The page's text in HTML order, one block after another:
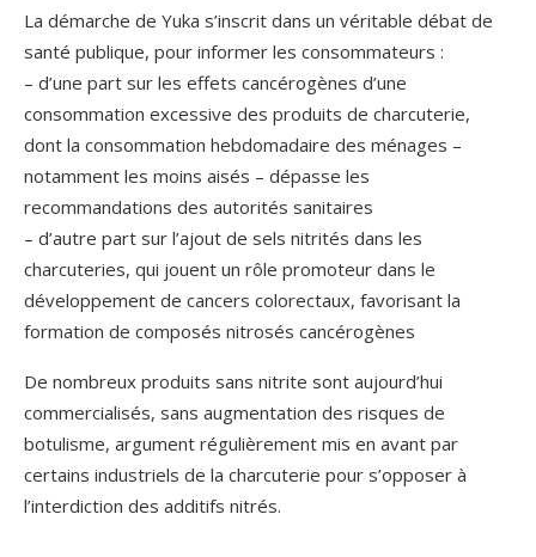
La démarche de Yuka s’inscrit dans un véritable débat de
santé publique, pour informer les consommateurs :
– d’une part sur les effets cancérogènes d’une
consommation excessive des produits de charcuterie,
dont la consommation hebdomadaire des ménages –
notamment les moins aisés – dépasse les
recommandations des autorités sanitaires
– d’autre part sur l’ajout de sels nitrités dans les
charcuteries, qui jouent un rôle promoteur dans le
développement de cancers colorectaux, favorisant la
formation de composés nitrosés cancérogènes
De nombreux produits sans nitrite sont aujourd’hui
commercialisés, sans augmentation des risques de
botulisme, argument régulièrement mis en avant par
certains industriels de la charcuterie pour s’opposer à
l’interdiction des additifs nitrés.